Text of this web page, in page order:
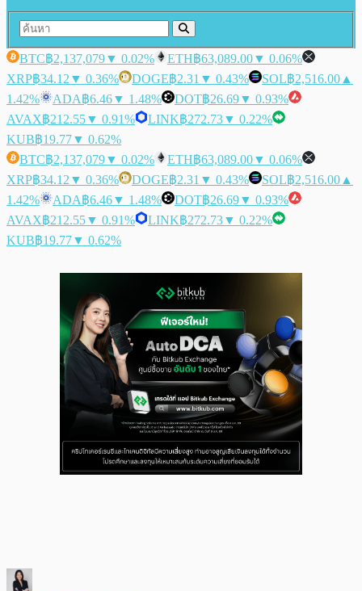
BTC฿2,137,079▼ 0.02% ETH฿63,089.00▼ 0.06%
XRP฿34.12 ▼ 0.36% DOGE฿2.31 ▼ 0.43% SOL฿2,516.00 ▲
1.42%
ADA฿6.46▼ 1.48% DOT฿26.69▼ 0.93%
AVAX฿212.55▼ 0.91% LINK฿272.73▼ 0.22%
KUB฿19.77▼ 0.62%
BTC฿2,137,079▼ 0.02% ETH฿63,089.00▼ 0.06%
XRP฿34.12 ▼ 0.36% DOGE฿2.31 ▼ 0.43% SOL฿2,516.00 ▲
1.42%
ADA฿6.46▼ 1.48% DOT฿26.69▼ 0.93%
AVAX฿212.55▼ 0.91% LINK฿272.73▼ 0.22%
KUB฿19.77▼ 0.62%